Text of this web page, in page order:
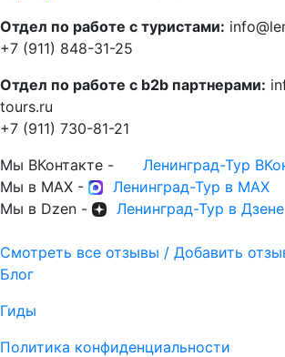
Отдел по работе с туристами:
+7 (911) 848-31-25
Отдел по работе с b2b партнерами:
tours.ru
+7 (911) 730-81-21
Мы ВКонтакте -
Ленинград-Тур
Мы в MAX -
Ленинград-Тур в MAX
Мы в Dzen -
Ленинград-Тур в Дзене
Смотреть все отзывы / Добавить
Блог
Гиды
Политика конфиденциальности